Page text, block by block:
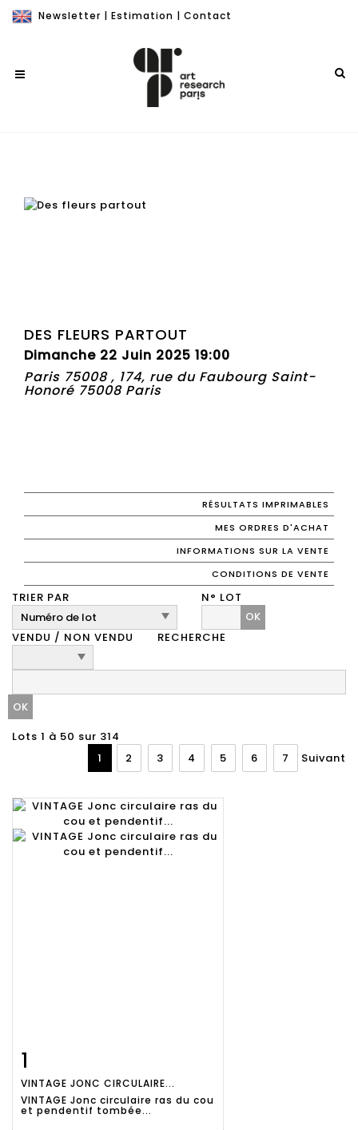
Newsletter | Estimation | Contact
DES FLEURS PARTOUT
Dimanche 22 Juin 2025 19:00
Paris 75008 , 174, rue du Faubourg Saint-
Honoré 75008 Paris
RÉSULTATS IMPRIMABLES
MES ORDRES D'ACHAT
INFORMATIONS SUR LA VENTE
CONDITIONS DE VENTE
TRIER PAR
N° LOT
OK
VENDU / NON VENDU
RECHERCHE
Lots 1 à 50 sur 314
1
2 3 4 5 6 7 Suivant
détaillée
1
VINTAGE JONC CIRCULAIRE...
VINTAGE Jonc circulaire ras du cou
et pendentif tombée...